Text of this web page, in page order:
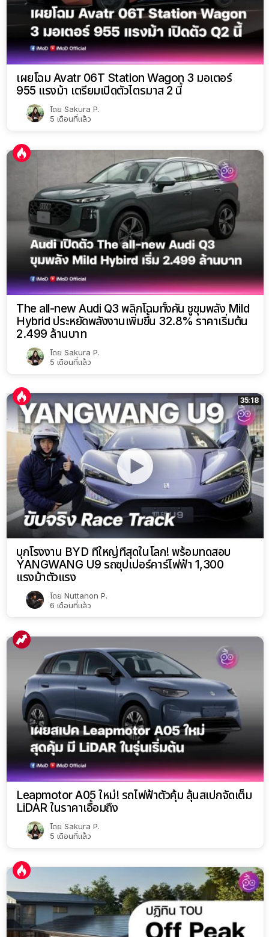
เผยโฉม Avatr 06T Station Wagon 3 มอเตอร์
955 แรงม้า เตรียมเปิดตัวไตรมาส 2 นี้
โดย Sakura P.
5 เดือนที่แล้ว
The all-new Audi Q3 พลิกโฉมทั้งคัน ชูขุมพลัง Mild
Hybrid ประหยัดพลังงานเพิ่มขึ้น 32.8% ราคาเริ่มต้น
2.499 ล้านบาท
โดย Sakura P.
5 เดือนที่แล้ว
35:18
บุกโรงงาน BYD ที่ใหญ่ที่สุดในโลก! พร้อมทดสอบ
YANGWANG U9 รถซุปเปอร์คาร์ไฟฟ้า 1,300
แรงม้าตัวแรง
โดย Nuttanon P.
6 เดือนที่แล้ว
Leapmotor A05 ใหม่! รถไฟฟ้าตัวคุ้ม ลุ้นสเปกจัดเต็ม
LiDAR ในราคาเอื้อมถึง
โดย Sakura P.
5 เดือนที่แล้ว